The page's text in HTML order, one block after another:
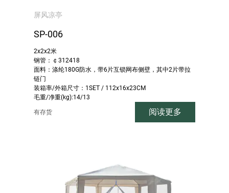
屏风凉亭
SP-006
2x2x2米
钢管：￠312418
面料：涤纶180G防水，带6片互锁网布侧壁，其中2片带拉
链门
装箱率/外箱尺寸：1SET / 112x16x23CM
毛重/净重(kg):14/13
有存货 阅读更多